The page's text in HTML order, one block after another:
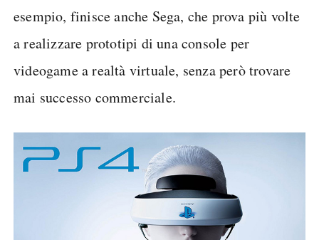
esempio, finisce anche Sega, che prova più volte
a realizzare prototipi di una console per
videogame a realtà virtuale, senza però trovare
mai successo commerciale.